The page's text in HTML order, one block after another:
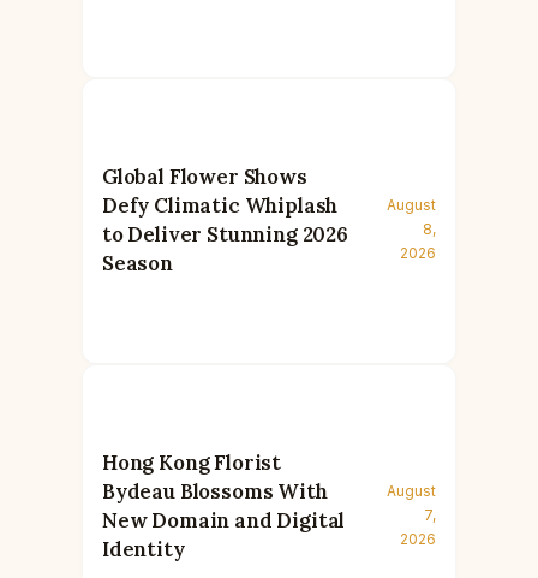
Global Flower Shows
Defy Climatic Whiplash
to Deliver Stunning 2026
Season
August
8,
2026
Hong Kong Florist
Bydeau Blossoms With
New Domain and Digital
Identity
August
7,
2026